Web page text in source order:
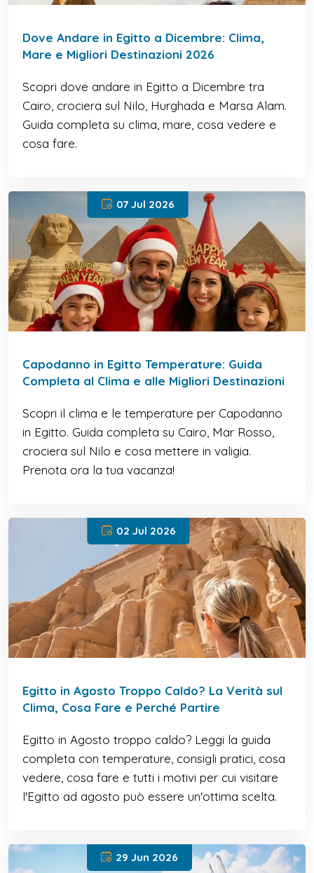
Dove Andare in Egitto a Dicembre: Clima,
Mare e Migliori Destinazioni 2026
Scopri dove andare in Egitto a Dicembre tra
Cairo, crociera sul Nilo, Hurghada e Marsa Alam.
Guida completa su clima, mare, cosa vedere e
cosa fare.
07 Jul 2026
Capodanno in Egitto Temperature: Guida
Completa al Clima e alle Migliori Destinazioni
Scopri il clima e le temperature per Capodanno
in Egitto. Guida completa su Cairo, Mar Rosso,
crociera sul Nilo e cosa mettere in valigia.
Prenota ora la tua vacanza!
02 Jul 2026
Egitto in Agosto Troppo Caldo? La Verità sul
Clima, Cosa Fare e Perché Partire
Egitto in Agosto troppo caldo? Leggi la guida
completa con temperature, consigli pratici, cosa
vedere, cosa fare e tutti i motivi per cui visitare
l'Egitto ad agosto può essere un'ottima scelta.
29 Jun 2026